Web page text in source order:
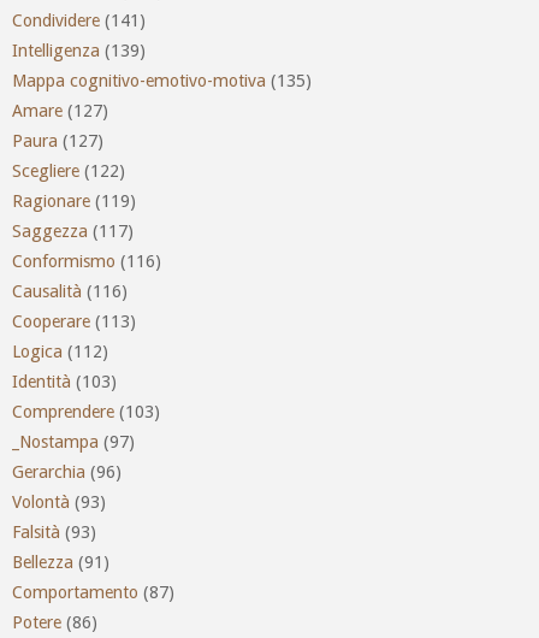
Condividere (141)
Intelligenza (139)
Mappa cognitivo-emotivo-motiva (135)
Amare (127)
Paura (127)
Scegliere (122)
Ragionare (119)
Saggezza (117)
Conformismo (116)
Causalità (116)
Cooperare (113)
Logica (112)
Identità (103)
Comprendere (103)
_Nostampa (97)
Gerarchia (96)
Volontà (93)
Falsità (93)
Bellezza (91)
Comportamento (87)
Potere (86)